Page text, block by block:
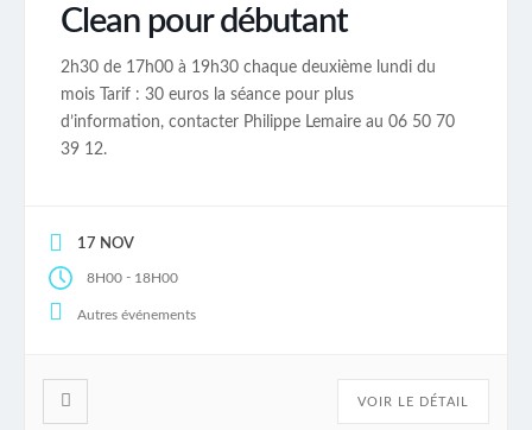
Clean pour débutant
2h30 de 17h00 à 19h30 chaque deuxième lundi du
mois Tarif : 30 euros la séance pour plus
d’information, contacter Philippe Lemaire au 06 50 70
39 12.
17 NOV
8H00 - 18H00
Autres événements
VOIR LE DÉTAIL